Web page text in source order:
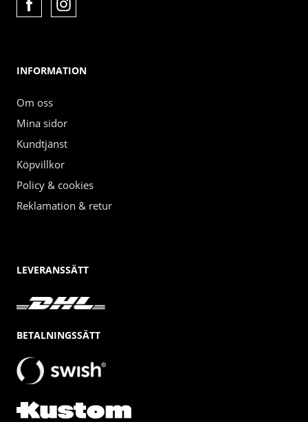
INFORMATION
Om oss
Mina sidor
Kundtjänst
Köpvillkor
Policy & cookies
Reklamation & retur
LEVERANSSÄTT
BETALNINGSSÄTT